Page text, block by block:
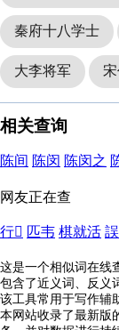
秦府十八学士
大李将军
相关查询
陈间 陈闵 陈闵之
网友正在查
行𣿒 匹韦 棋就活
这是一个相似词在线
包含了近义词、反义
该工具常用于写作辅
本网站收录了最新版